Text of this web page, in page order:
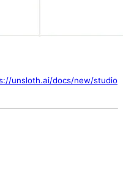
unsloth.ai/docs/new/studio